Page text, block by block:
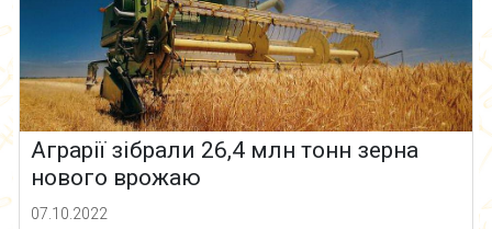
Аграрії зібрали 26,4 млн тонн зерна
нового врожаю
07.10.2022